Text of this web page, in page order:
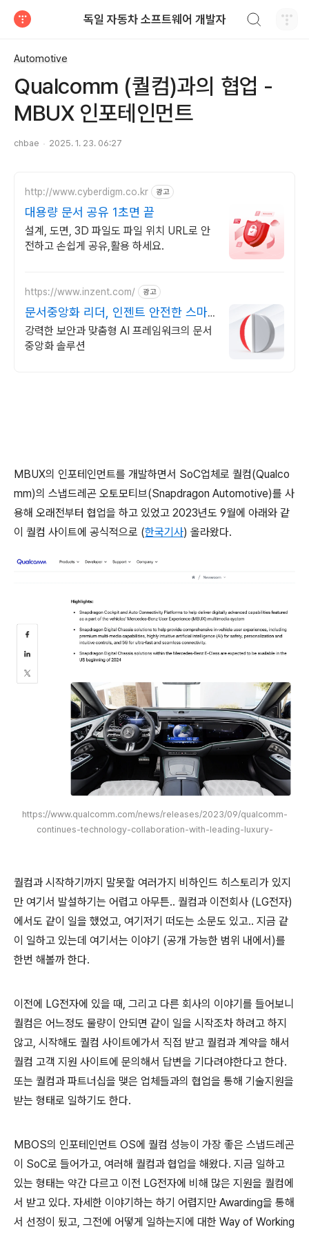
독일 자동차 소프트웨어 개발자
Automotive
Qualcomm (퀄컴)과의 협업 -
MBUX 인포테인먼트
chbae 2025. 1. 23. 06:27
http://www.cyberdigm.co.kr 광고
대용량 문서 공유 1초면 끝
설계, 도면, 3D 파일도 파일 위치 URL로 안
전하고 손쉽게 공유,활용 하세요.
https://www.inzent.com/ 광고
문서중앙화 리더, 인젠트 안전한 스마
트오피스 구축
강력한 보안과 맞춤형 AI 프레임워크의 문서
중앙화 솔루션
MBUX의 인포테인먼트를 개발하면서 SoC업체로 퀄컴(Qualco
mm)의 스냅드레곤 오토모티브(Snapdragon Automotive)를 사
용해 오래전부터 협업을 하고 있었고 2023년도 9월에 아래와 같
이 퀄컴 사이트에 공식적으로 (한국기사) 올라왔다.
https://www.qualcomm.com/news/releases/2023/09/qualcomm-
continues-technology-collaboration-with-leading-luxury-
퀄컴과 시작하기까지 말못할 여러가지 비하인드 히스토리가 있지
만 여기서 발설하기는 어렵고 아무튼.. 퀄컴과 이전회사 (LG전자)
에서도 같이 일을 했었고, 여기저기 떠도는 소문도 있고.. 지금 같
이 일하고 있는데 여기서는 이야기 (공개 가능한 범위 내에서)를
한번 해볼까 한다.
이전에 LG전자에 있을 때, 그리고 다른 회사의 이야기를 들어보니
퀄컴은 어느정도 물량이 안되면 같이 일을 시작조차 하려고 하지
않고, 시작해도 퀄컴 사이트에가서 직접 받고 퀄컴과 계약을 해서
퀄컴 고객 지원 사이트에 문의해서 답변을 기다려야한다고 한다.
또는 퀄컴과 파트너십을 맺은 업체들과의 협업을 통해 기술지원을
받는 형태로 일하기도 한다.
MBOS의 인포테인먼트 OS에 퀄컴 성능이 가장 좋은 스냅드레곤
이 SoC로 들어가고, 여러해 퀄컴과 협업을 해왔다. 지금 일하고
있는 형태는 약간 다르고 이전 LG전자에 비해 많은 지원을 퀄컴에
서 받고 있다. 자세한 이야기하는 하기 어렵지만 Awarding을 통해
서 선정이 됬고, 그전에 어떻게 일하는지에 대한 Way of Working